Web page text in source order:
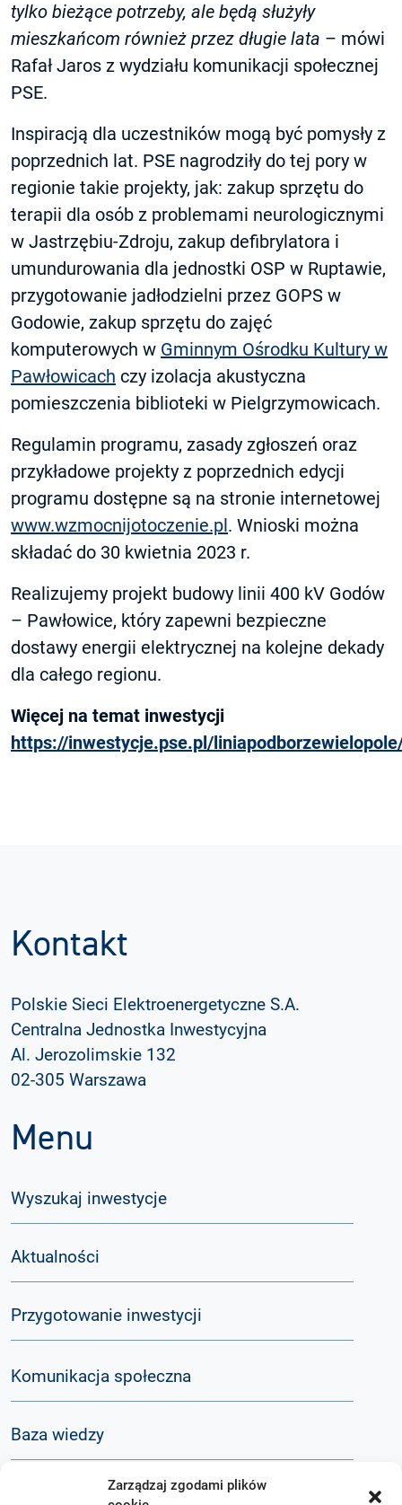
Zarządzaj zgodami plików
tylko bieżące potrzeby, ale będą służyły
mieszkańcom również przez długie lata – mówi
Rafał Jaros z wydziału komunikacji społecznej
PSE.
Inspiracją dla uczestników mogą być pomysły z
poprzednich lat. PSE nagrodziły do tej pory w
regionie takie projekty, jak: zakup sprzętu do
terapii dla osób z problemami neurologicznymi
w Jastrzębiu-Zdroju, zakup defibrylatora i
umundurowania dla jednostki OSP w Ruptawie,
przygotowanie jadłodzielni przez GOPS w
Godowie, zakup sprzętu do zajęć
komputerowych w Gminnym Ośrodku Kultury w
Pawłowicach czy izolacja akustyczna
pomieszczenia biblioteki w Pielgrzymowicach.
Regulamin programu, zasady zgłoszeń oraz
przykładowe projekty z poprzednich edycji
programu dostępne są na stronie internetowej
www.wzmocnijotoczenie.pl. Wnioski można
składać do 30 kwietnia 2023 r.
Realizujemy projekt budowy linii 400 kV Godów
– Pawłowice, który zapewni bezpieczne
dostawy energii elektrycznej na kolejne dekady
dla całego regionu.
Więcej na temat inwestycji
https://inwestycje.pse.pl/
Kontakt
Polskie Sieci Elektroenergetyczne S.A.
Centralna Jednostka Inwestycyjna
Al. Jerozolimskie 132
02-305 Warszawa
Menu
Wyszukaj inwestycje
Aktualności
Przygotowanie inwestycji
Komunikacja społeczna
Baza wiedzy